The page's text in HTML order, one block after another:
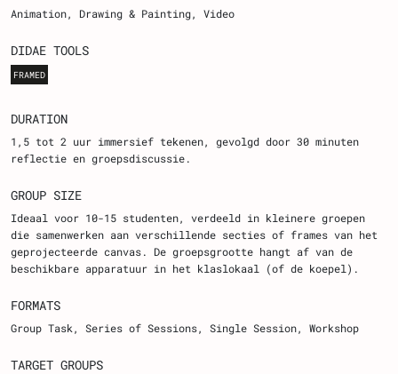
Animation Drawing & Painting Video
DIDAE TOOLS
FRAMED
DURATION
1,5 tot 2 uur immersief tekenen, gevolgd door 30 minuten
reflectie en groepsdiscussie.
GROUP SIZE
Ideaal voor 10-15 studenten, verdeeld in kleinere groepen
die samenwerken aan verschillende secties of frames van het
geprojecteerde canvas. De groepsgrootte hangt af van de
beschikbare apparatuur in het klaslokaal (of de koepel).
FORMATS
Group Task Series of Sessions Single Session Workshop
TARGET GROUPS